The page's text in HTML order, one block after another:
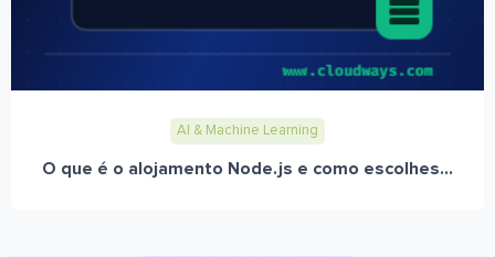
AI & Machine Learning
O que é o alojamento Node.js e como escolhes...